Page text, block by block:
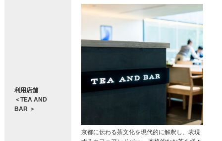
利用店舗
＜TEA AND
BAR ＞
京都に伝わる茶文化を現代的に解釈し、表現